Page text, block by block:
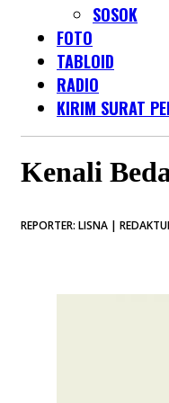
SOSOK
FOTO
TABLOID
RADIO
KIRIM SURAT
Kenali
REPORTER: LISNA |